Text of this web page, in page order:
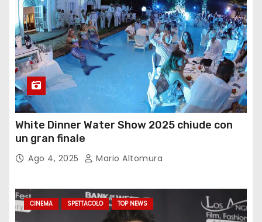
White Dinner Water Show 2025 chiude con
un gran finale
Ago 4, 2025 Mario Altomura
CINEMA SPETTACOLO TOP NEWS